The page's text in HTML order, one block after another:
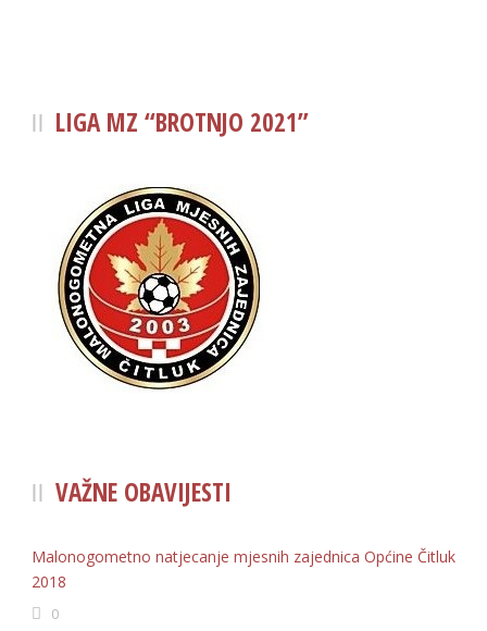
LIGA MZ “BROTNJO 2021”
VAŽNE OBAVIJESTI
Malonogometno natjecanje mjesnih zajednica Općine Čitluk
2018
0